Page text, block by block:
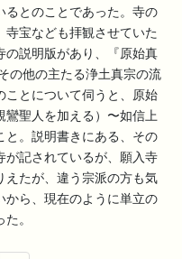
るとのことであった。寺の
寺宝なども拝観させていた
の説明版があり、『原始真
他の主たる浄土真宗の流
ことについて伺うと、原始
聖人を加える）〜如信上
と。説明書きにある、その
が記されているが、願入寺
えたが、違う宗派の方も気
から、現在のように単立の
。